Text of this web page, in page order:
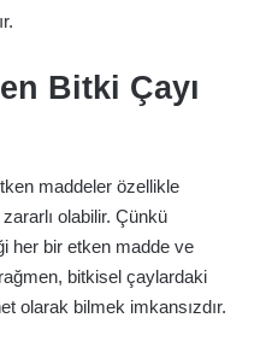
Bitki Çayı
maddeler özellikle
olabilir. Çünkü
her bir etken madde ve
bitkisel çaylardaki
olarak bilmek imkansızdır.